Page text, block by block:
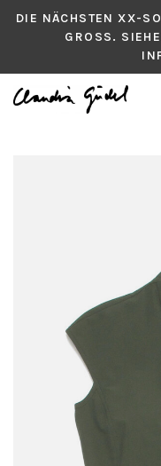
DIE NÄCHSTEN XX-
GROSS.